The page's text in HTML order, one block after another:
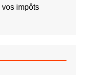
vos impôts